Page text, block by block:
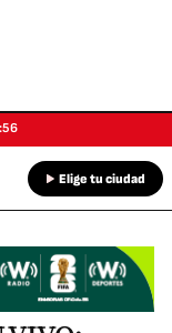
Elige tu ciudad